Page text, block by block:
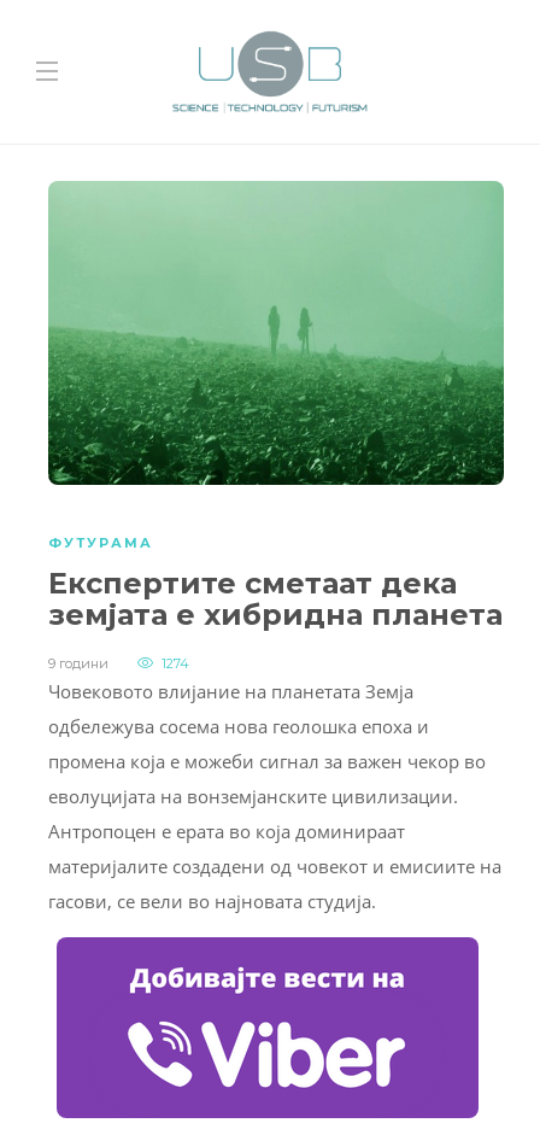
ФУТУРАМА
Експертите сметаат дека
земјата е хибридна планета
9 години 1274
Човековото влијание на планетата Земја
одбележува сосема нова геолошка епоха и
промена која е можеби сигнал за важен чекор во
еволуцијата на вонземјанските цивилизации.
Антропоцен е ерата во која доминираат
материјалите создадени од човекот и емисиите на
гасови, се вели во најновата студија.